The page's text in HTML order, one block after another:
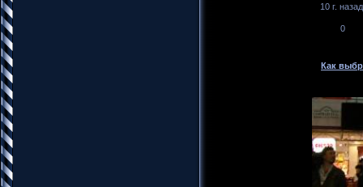
10 г. назад
0
Как